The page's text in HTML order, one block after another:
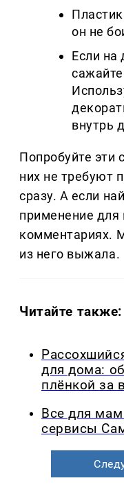
он не
Если на
внутрь
Попробуйте эти
них не требуют
сразу. А если
применение для
комментариях.
из него выжала.
Читайте также:
для дома:
плёнкой за
Все для
сервисы